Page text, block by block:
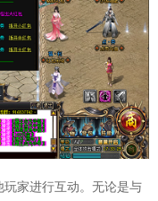
家进行互动。无论是与